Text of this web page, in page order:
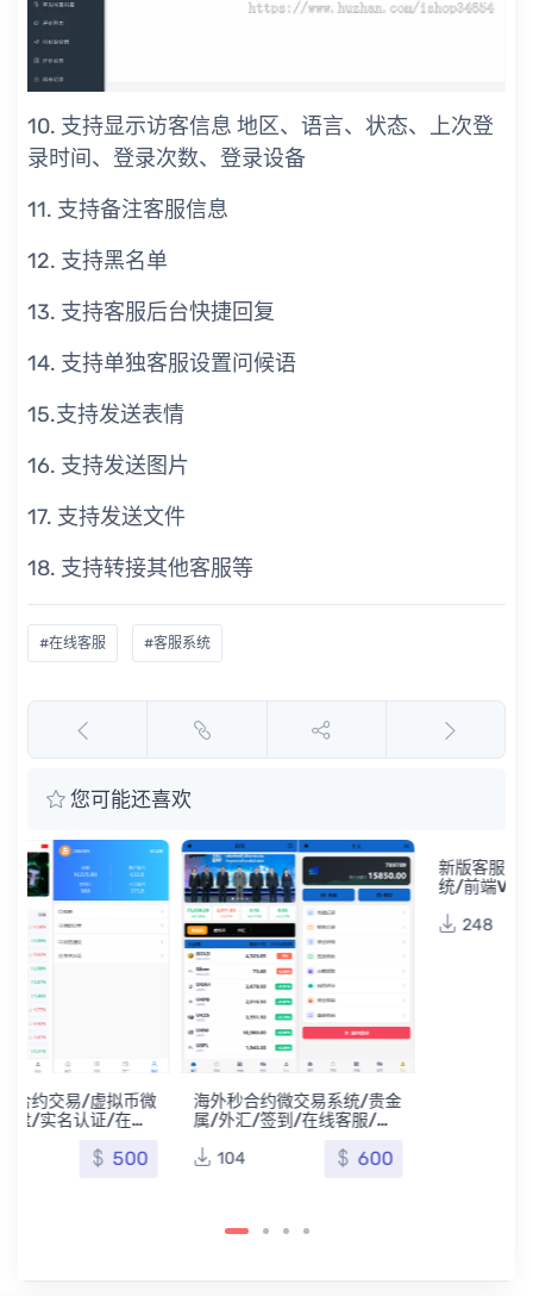
10. 支持显示访客信息 地区、语言、状态、上次登
录时间、登录次数、登录设备
11. 支持备注客服信息
12. 支持黑名单
13. 支持客服后台快捷回复
14. 支持单独客服设置问候语
15.支持发送表情
16. 支持发送图片
17. 支持发送文件
18. 支持转接其他客服等
#在线客服 #客服系统
您可能还喜欢
海外秒合约微交易系统/贵金
属/外汇/签到/在线客服/微
600
新版客服系统/在线客服系
统/前端VUE
248